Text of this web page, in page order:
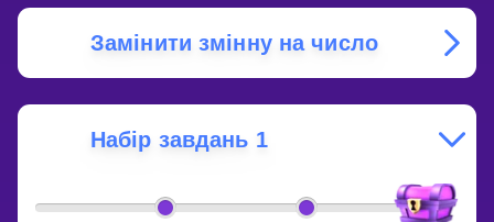
Замінити змінну на число
Набір завдань 1